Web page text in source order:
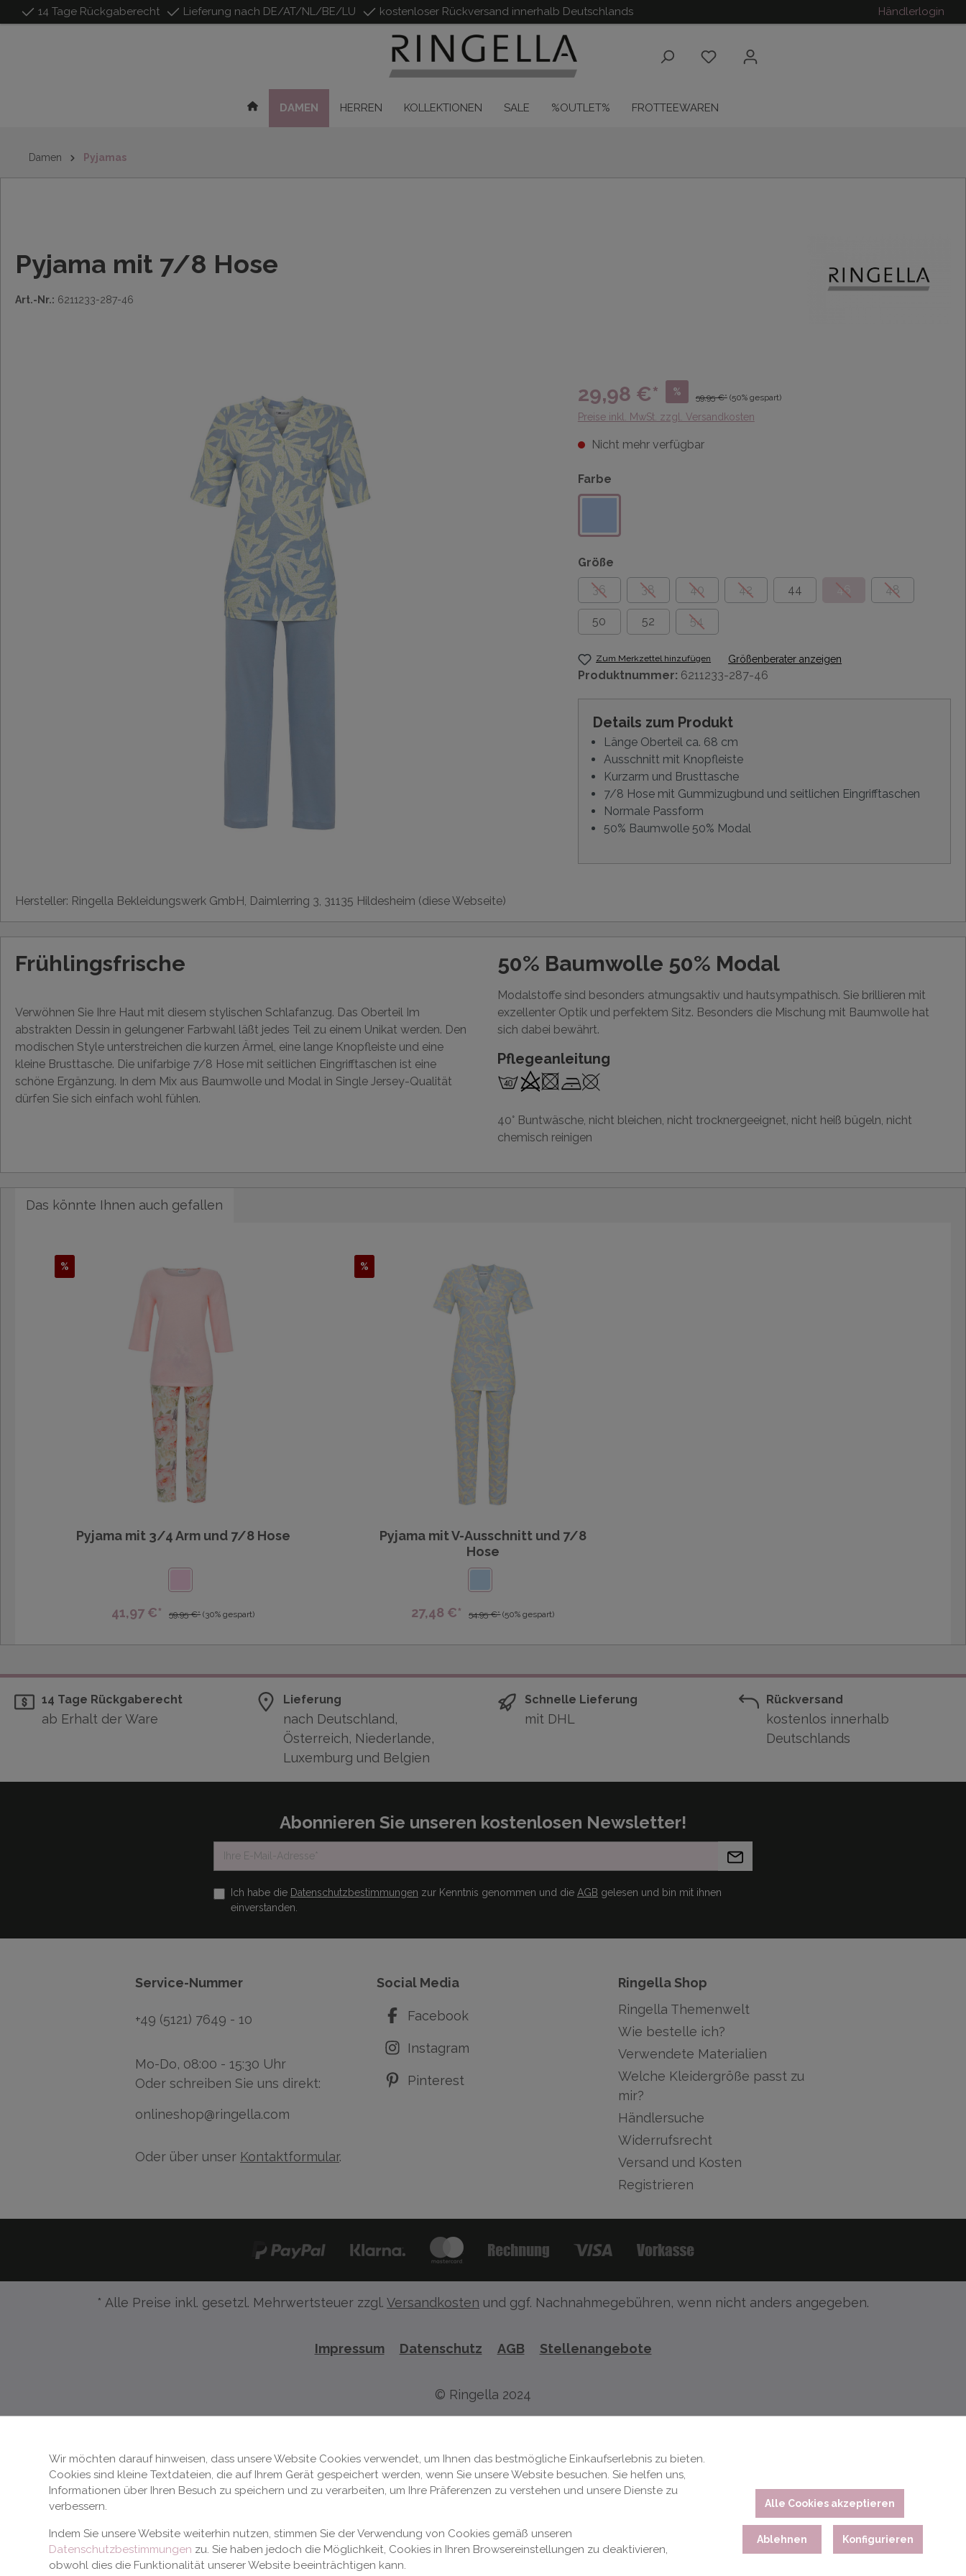
springen
14 Tage Rückgaberecht Lieferung nach DE/AT/NL/BE/LU kostenloser Rückversand innerhalb Deutschlands Händlerlogin
DAMEN HERREN KOLLEKTIONEN SALE %OUTLET% FROTTEEWAREN
Damen Pyjamas
Pyjama mit 7/8 Hose
Art.-Nr.: 6211233-287-46
29,98 €* %
59,95 €* (50% gespart)
Preise inkl. MwSt. zzgl. Versandkosten
Nicht mehr verfügbar
Farbe
Größe
36
38 40 42 44 46 48
50 52 54
Zum Merkzettel hinzufügen Größenberater anzeigen
Produktnummer: 6211233-287-46
Details zum Produkt
Länge Oberteil ca. 68 cm
Ausschnitt mit Knopfleiste
Kurzarm und Brusttasche
7/8 Hose mit Gummizugbund und seitlichen Eingrifftaschen
Normale Passform
50% Baumwolle 50% Modal
Hersteller: Ringella Bekleidungswerk GmbH, Daimlerring 3, 31135 Hildesheim (diese Webseite)
Frühlingsfrische
Verwöhnen Sie Ihre Haut mit diesem stylischen Schlafanzug. Das Oberteil Im
abstrakten Dessin in gelungener Farbwahl läßt jedes Teil zu einem Unikat werden. Den
modischen Style unterstreichen die kurzen Ärmel, eine lange Knopfleiste und eine
kleine Brusttasche. Die unifarbige 7/8 Hose mit seitlichen Eingrifftaschen ist eine
schöne Ergänzung. In dem Mix aus Baumwolle und Modal in Single Jersey-Qualität
dürfen Sie sich einfach wohl fühlen.
50% Baumwolle 50% Modal
Modalstoffe sind besonders atmungsaktiv und hautsympathisch. Sie brillieren mit
exzellenter Optik und perfektem Sitz. Besonders die Mischung mit Baumwolle hat
sich dabei bewährt.
Pflegeanleitung
40° Buntwäsche, nicht bleichen, nicht trocknergeeignet, nicht heiß bügeln, nicht
chemisch reinigen
Das könnte Ihnen auch gefallen
%
Pyjama mit 3/4 Arm und 7/8 Hose
41,97 €* 59,95 €* (30% gespart)
%
Pyjama mit V-Ausschnitt und 7/8
Hose
27,48 €* 54,95 €* (50% gespart)
14 Tage Rückgaberecht
ab Erhalt der Ware
Lieferung
nach Deutschland,
Österreich, Niederlande,
Luxemburg und Belgien
Schnelle Lieferung
mit DHL
Rückversand
kostenlos innerhalb
Deutschlands
Abonnieren Sie unseren kostenlosen Newsletter!
Ich habe die Datenschutzbestimmungen zur Kenntnis genommen und die AGB gelesen und bin mit ihnen
einverstanden.
Service-Nummer
+49 (5121) 7649 - 10
Mo-Do, 08:00 - 15:30 Uhr
Oder schreiben Sie uns direkt:
onlineshop@ringella.com
Oder über unser Kontaktformular.
Social Media
Facebook
Instagram
Pinterest
Ringella Shop
Ringella Themenwelt
Wie bestelle ich?
Verwendete Materialien
Welche Kleidergröße passt zu
mir?
Händlersuche
Widerrufsrecht
Versand und Kosten
Registrieren
* Alle Preise inkl. gesetzl. Mehrwertsteuer zzgl. Versandkosten und ggf. Nachnahmegebühren, wenn nicht anders angegeben.
Impressum Datenschutz AGB Stellenangebote
© Ringella 2024
Wir möchten darauf hinweisen, dass unsere Website Cookies verwendet, um Ihnen das bestmögliche Einkaufserlebnis zu bieten.
Cookies sind kleine Textdateien, die auf Ihrem Gerät gespeichert werden, wenn Sie unsere Website besuchen. Sie helfen uns,
Informationen über Ihren Besuch zu speichern und zu verarbeiten, um Ihre Präferenzen zu verstehen und unsere Dienste zu
verbessern.
Indem Sie unsere Website weiterhin nutzen, stimmen Sie der Verwendung von Cookies gemäß unseren
Datenschutzbestimmungen zu. Sie haben jedoch die Möglichkeit, Cookies in Ihren Browsereinstellungen zu deaktivieren,
obwohl dies die Funktionalität unserer Website beeinträchtigen kann.
Alle Cookies akzeptieren
Ablehnen Konfigurieren